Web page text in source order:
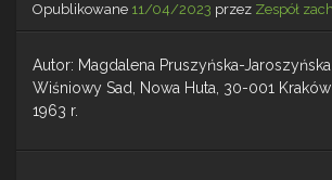
Opublikowane 11/04/2023 przez Zespół
Autor: Magdalena Pruszyńska-
Wiśniowy Sad, Nowa Huta, 30-001
1963 r.